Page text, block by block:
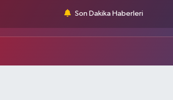
Son Dakika Haberleri